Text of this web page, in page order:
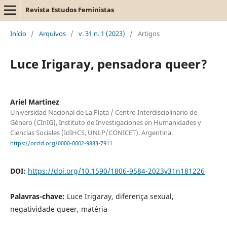
Revista Estudos Feministas
Início / Arquivos / v. 31 n. 1 (2023) / Artigos
Luce Irigaray, pensadora queer?
Ariel Martinez
Universidad Nacional de La Plata / Centro Interdisciplinario de
Género (CInIG), Instituto de Investigaciones en Humanidades y
Ciencias Sociales (IdIHCS, UNLP/CONICET). Argentina.
https://orcid.org/0000-0002-9883-7911
DOI: https://doi.org/10.1590/1806-9584-2023v31n181226
Palavras-chave: Luce Irigaray, diferença sexual,
negatividade queer, matéria